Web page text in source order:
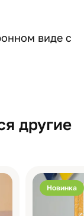
виде с
другие
Новинка